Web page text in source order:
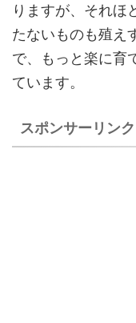
りますが、それほ
たないものも殖え
で、もっと楽に育
ています。
スポンサーリンク